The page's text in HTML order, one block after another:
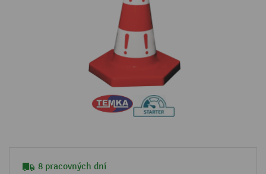
8 pracovných dní